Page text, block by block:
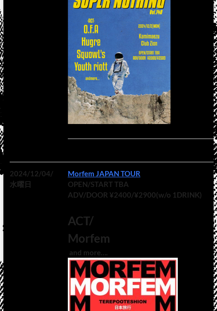
2024/12/04/
水曜日
Morfem JAPAN TOUR
OPEN/START TBA
ADV/DOOR ¥2400/¥2900(w/o 1DRINK)
ACT/
Morfem
and more….